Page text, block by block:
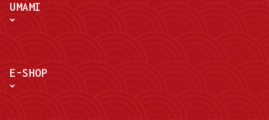
UMAMI
E-SHOP